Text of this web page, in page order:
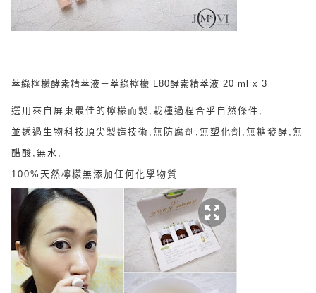
萃綠檸檬酵素精萃液－萃綠檸檬 L80酵素精萃液 20 ml x 3
選用來自屏東最佳的檸檬而製,栽種過程合乎自然條件,
並透過生物科技頂尖製造技術,無防腐劑,無塑化劑,無糖發酵,無
醋酸,無水,
100%天然檸檬無添加任何化學物質.